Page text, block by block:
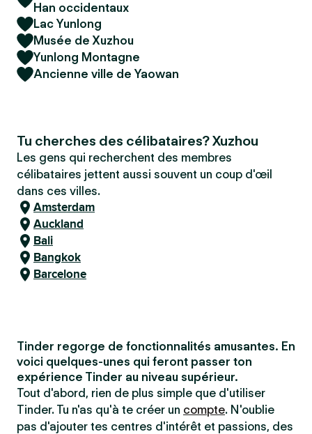
Han occidentaux
Lac Yunlong
Musée de Xuzhou
Yunlong Montagne
Ancienne ville de Yaowan
Tu cherches des célibataires? Xuzhou
Les gens qui recherchent des membres
célibataires jettent aussi souvent un coup d'œil
dans ces villes.
Amsterdam
Auckland
Bali
Bangkok
Barcelone
Tinder regorge de fonctionnalités amusantes. En
voici quelques-unes qui feront passer ton
expérience Tinder au niveau supérieur.
Tout d'abord, rien de plus simple que d'utiliser
Tinder. Tu n'as qu'à te créer un compte. N'oublie
pas d'ajouter tes centres d'intérêt et passions, des